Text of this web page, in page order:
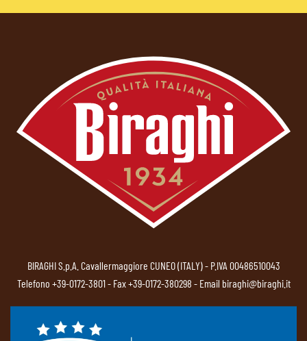
BIRAGHI S.p.A. Cavallermaggiore CUNEO (ITALY) - P.IVA 00486510043
Telefono +39-0172-3801- Fax +39-0172-380298 - Email biraghi@biraghi.it